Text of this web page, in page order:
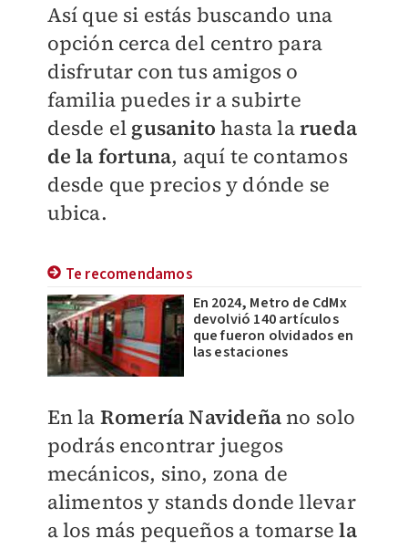
Así que si estás buscando una
opción cerca del centro para
disfrutar con tus amigos o
familia puedes ir a subirte
desde el gusanito hasta larueda
de la fortuna, aquí te contamos
desde que precios y dónde se
ubica.
Te recomendamos
En 2024, Metro de CdMx
devolvió 140 artículos
que fueron olvidados en
las estaciones
En la Romería Navideñano solo
podrás encontrar juegos
mecánicos, sino, zona de
alimentos y stands donde llevar
a los más pequeños a tomarsela